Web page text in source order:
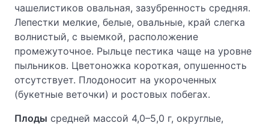
чашелистиков овальная, зазубренность средняя.
Лепестки мелкие, белые, овальные, край слегка
волнистый, с выемкой, расположение
промежуточное. Рыльце пестика чаще на уровне
пыльников. Цветоножка короткая, опушенность
отсутствует. Плодоносит на укороченных
(букетные веточки) и ростовых побегах.
Плоды средней массой 4,0–5,0 г, округлые,